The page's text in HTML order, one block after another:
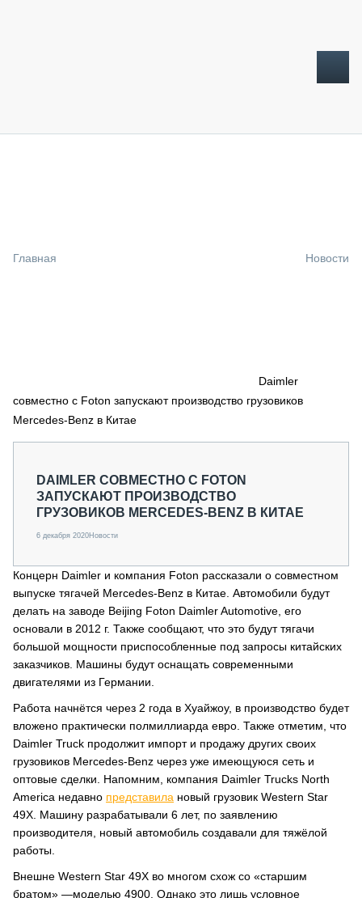
СПЕЦПРОЕКТЫ
МЕРОПРИЯТИЯ
СТАТЬИ ПО КАТЕГОРИЯМ ТЕХНИКИ
Главная Новости
Daimler
совместно с Foton запускают производство грузовиков
Mercedes-Benz в Китае
DAIMLER СОВМЕСТНО С FOTON
ЗАПУСКАЮТ ПРОИЗВОДСТВО
ГРУЗОВИКОВ MERCEDES-BENZ В КИТАЕ
6 декабря 2020Новости
Концерн Daimler и компания Foton рассказали о совместном
выпуске тягачей Mercedes-Benz в Китае. Автомобили будут
делать на заводе Beijing Foton Daimler Automotive, его
основали в 2012 г. Также сообщают, что это будут тягачи
большой мощности приспособленные под запросы китайских
заказчиков. Машины будут оснащать современными
двигателями из Германии.
Работа начнётся через 2 года в Хуайжоу, в производство будет
вложено практически полмиллиарда евро. Также отметим, что
Daimler Truck продолжит импорт и продажу других своих
грузовиков Mercedes-Benz через уже имеющуюся сеть и
оптовые сделки. Напомним, компания Daimler Trucks North
America недавно представила новый грузовик Western Star
49X. Машину разрабатывали 6 лет, по заявлению
производителя, новый автомобиль создавали для тяжёлой
работы.
Внешне Western Star 49X во многом схож со «старшим
братом» —моделью 4900. Однако это лишь условное